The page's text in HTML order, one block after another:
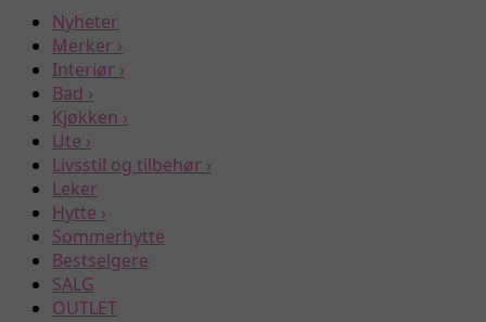
Nyheter
Merker ›
Interiør ›
Bad ›
Kjøkken ›
Ute ›
Livsstil og tilbehør ›
Leker
Hytte ›
Sommerhytte
Bestselgere
SALG
OUTLET